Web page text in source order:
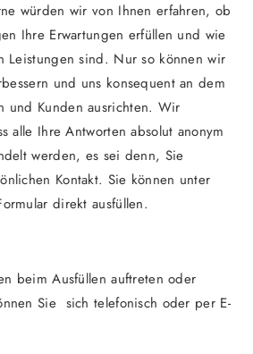
würden wir von Ihnen erfahren, ob
Ihre Erwartungen erfüllen und wie
Leistungen sind. Nur so können wir
und uns konsequent an dem
und Kunden ausrichten. Wir
alle Ihre Antworten absolut anonym
werden, es sei denn, Sie
Kontakt. Sie können unter
direkt ausfüllen.
beim Ausfüllen auftreten oder
Sie sich telefonisch oder per E-